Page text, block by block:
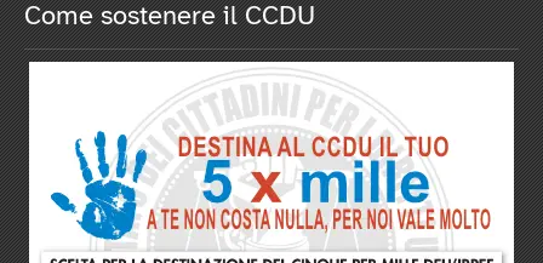
Come sostenere il CCDU